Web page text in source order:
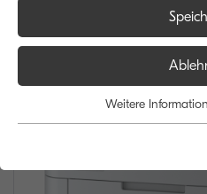
Weitere